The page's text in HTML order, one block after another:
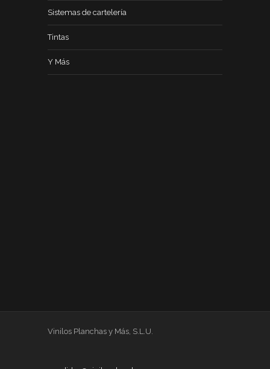
Sistemas de cartelería
Tintas
Y Más
Vinilos Planchas y Más, S.L.U.